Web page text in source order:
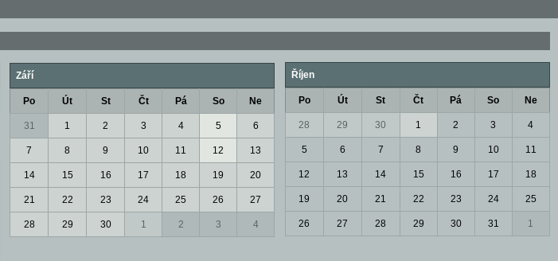
Září
Po Út St Čt Pá So Ne
31 1 2 3 4 5 6
7 8 9 10 11 12 13
14 15 16 17 18 19 20
21 22 23 24 25 26 27
28 29 30 1 2 3 4
Říjen
Po Út St Čt Pá So Ne
28 29 30 1 2 3 4
5 6 7 8 9 10 11
12 13 14 15 16 17 18
19 20 21 22 23 24 25
26 27 28 29 30 31 1